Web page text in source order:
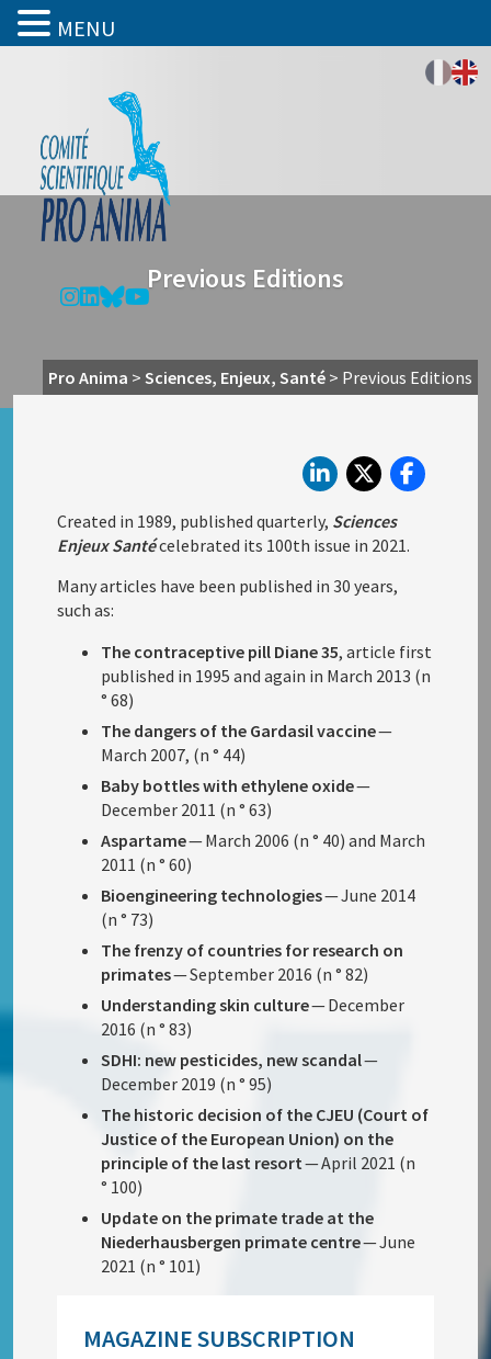
Previous Editions
Pro Anima > Sciences, Enjeux, Santé > Previous Editions
Created in 1989, published quarterly, Sciences
Enjeux Santécelebrated its 100th issue in 2021.
Many articles have been published in 30 years,
such as:
The contraceptive pill Diane 35, article first
published in 1995 and again in March 2013 (n
° 68)
The dangers of the Gardasil vaccine—
March 2007, (n ° 44)
Baby bottles with ethylene oxide—
December 2011 (n ° 63)
Aspartame— March 2006 (n ° 40) and March
2011 (n ° 60)
Bioengineering technologies— June 2014
(n ° 73)
The frenzy of countries for research on
primates— September 2016 (n ° 82)
Understanding skin culture— December
2016 (n ° 83)
SDHI: new pesticides, new scandal—
December 2019 (n ° 95)
The historic decision of the CJEU (Court of
Justice of the European Union) on the
principle of the last resort— April 2021 (n
° 100)
Update on the primate trade at the
Niederhausbergen primate centre— June
2021 (n ° 101)
MAGAZINE SUBSCRIPTION
MENU